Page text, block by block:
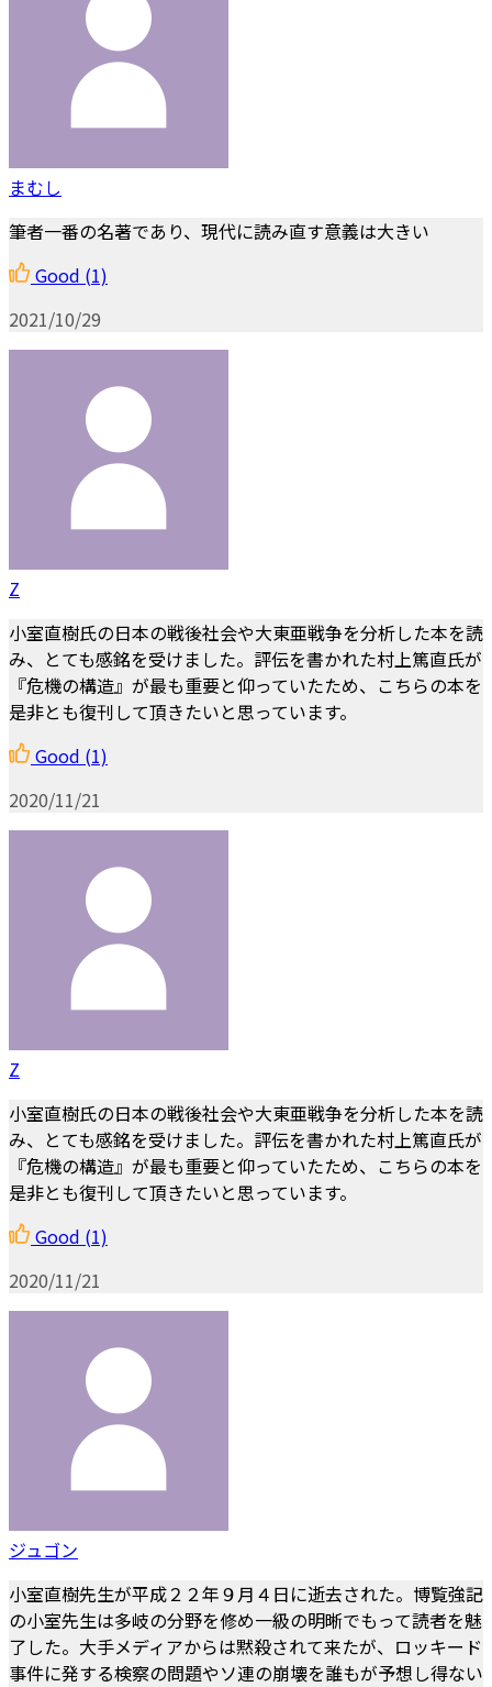
まむし
筆者一番の名著であり、現代に読み直す意義は大きい
Good (1)
2021/10/29
Z
小室直樹氏の日本の戦後社会や大東亜戦争を分析した本を読
み、とても感銘を受けました。評伝を書かれた村上篤直氏が
『危機の構造』が最も重要と仰っていたため、こちらの本を
是非とも復刊して頂きたいと思っています。
Good (1)
2020/11/21
Z
小室直樹氏の日本の戦後社会や大東亜戦争を分析した本を読
み、とても感銘を受けました。評伝を書かれた村上篤直氏が
『危機の構造』が最も重要と仰っていたため、こちらの本を
是非とも復刊して頂きたいと思っています。
Good (1)
2020/11/21
ジュゴン
小室直樹先生が平成２２年９月４日に逝去された。博覧強記
の小室先生は多岐の分野を修め一級の明晰でもって読者を魅
了した。大手メディアからは黙殺されて来たが、ロッキード
事件に発する検察の問題やソ連の崩壊を誰もが予想し得ない